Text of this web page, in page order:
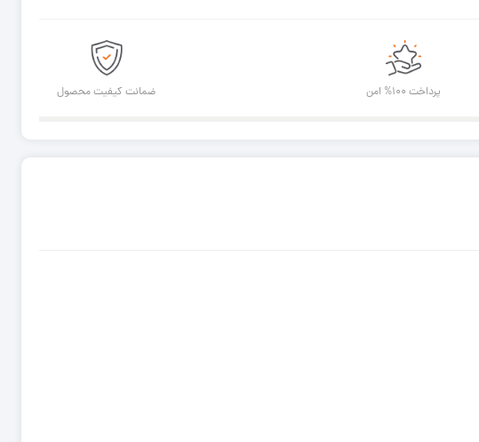
پرداخت ۱۰۰% امن ضمانت کیفیت محصول